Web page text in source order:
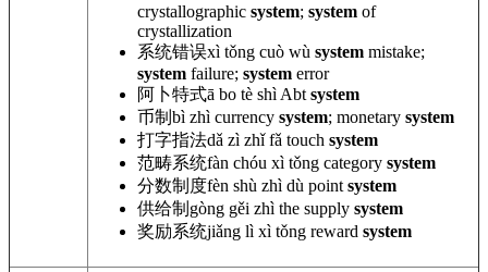
crystallographic system; system of
crystallization
系统错误xì tǒng cuò wù system mistake;
system failure; system error
阿卜特式ā bo tè shì Abt system
币制 bì zhì currency system; monetary system
打字指法dǎ zì zhǐ fǎ touch system
范畴系统fàn chóu xì tǒng category system
分数制度fèn shù zhì dù point system
供给制 gòng gěi zhì the supply system
奖励系统jiǎng lì xì tǒng reward system